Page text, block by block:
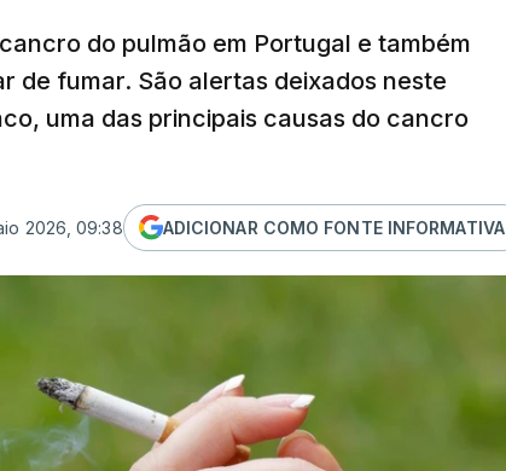
do pulmão em Portugal e também
de fumar. São alertas deixados neste
uma das principais causas do cancro
2026, 09:38 ADICIONAR COMO FONTE INFORMATIVA